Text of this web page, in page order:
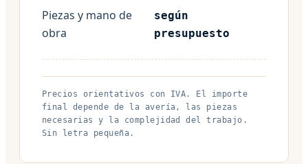
Piezas y mano de
obra
según
presupuesto
Precios orientativos con IVA. El importe
final depende de la avería, las piezas
necesarias y la complejidad del trabajo.
Sin letra pequeña.